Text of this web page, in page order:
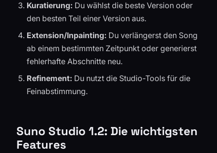
Kuratierung: Du wählst die beste Version oder
den besten Teil einer Version aus.
Extension/Inpainting: Du verlängerst den Song
ab einem bestimmten Zeitpunkt oder generierst
fehlerhafte Abschnitte neu.
Refinement: Du nutzt die Studio-Tools für die
Feinabstimmung.
Suno Studio 1.2: Die wichtigsten
Features